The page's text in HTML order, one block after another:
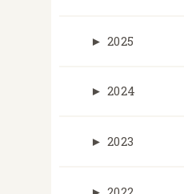
► 2025
► 2024
► 2023